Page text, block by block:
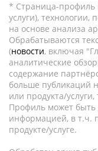
* Страница-профиль
услуги), технологии,
на основе анализа
Обрабатываются
(новости, включая
аналитические
содержание
больше публикаций
или продукта/
Профиль может быть
информацией, в т.ч.
продукте/услуге.